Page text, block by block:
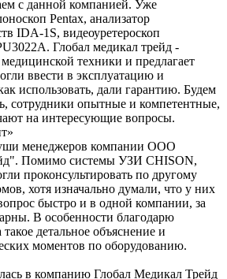
с данной компанией. Уже
Pentax, анализатор
IDA-1S, видеоуретероскоп
Глобал медикал трейд -
техники и предлагает
ввести в эксплуатацию и
использовать, дали гарантию. Будем
сотрудники опытные и компетентные,
на интересующие вопросы.
менеджеров компании ООО
Помимо системы УЗИ CHISON,
проконсультировать по другому
хотя изначально думали, что у них
быстро и в одной компании, за
В особенности благодарю
детальное объяснение и
моментов по оборудованию.
в компанию Глобал Медикал Трейд